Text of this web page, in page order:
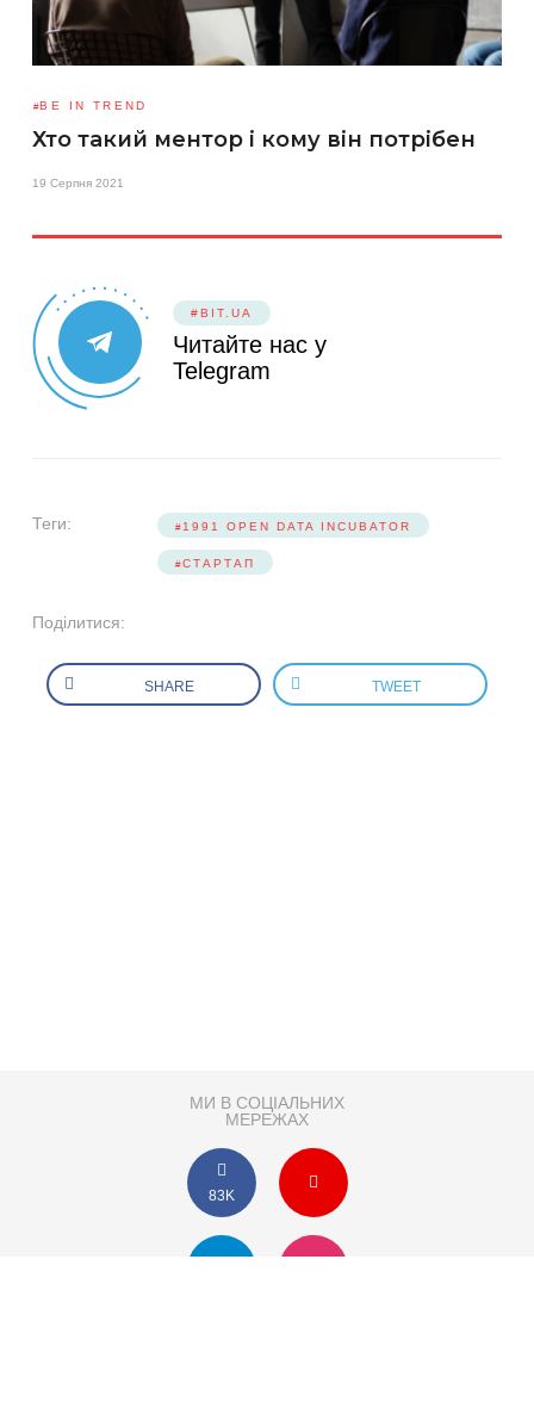
BE IN TREND
Хто такий ментор і кому він потрібен
19 Серпня 2021
#BIT.UA
Читайте нас у
Telegram
Теги: 1991 OPEN DATA INCUBATOR
СТАРТАП
Поділитися:
SHARE TWEET
МИ В СОЦІАЛЬНИХ
МЕРЕЖАХ
83K